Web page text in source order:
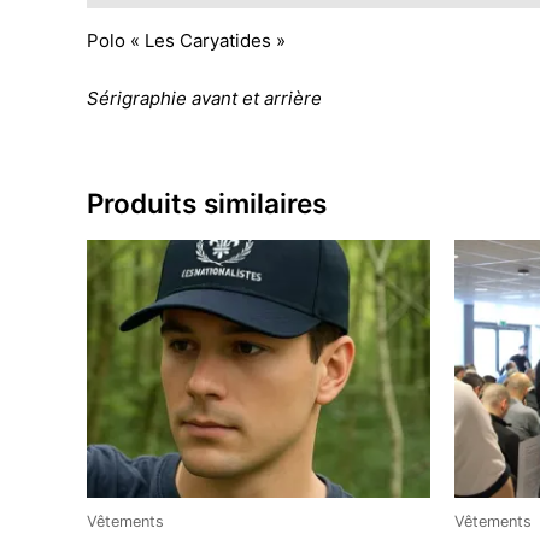
Polo « Les Caryatides »
Sérigraphie avant et arrière
Produits similaires
Vêtements Vêtements